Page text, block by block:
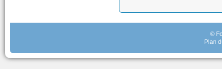
©
Plan